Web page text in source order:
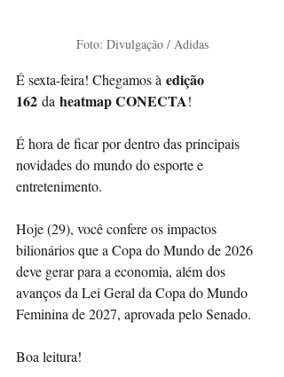
Foto: Divulgação / Adidas
É sexta-feira! Chegamos à edição
162 da heatmap CONECTA!
É hora de ficar por dentro das principais
novidades do mundo do esporte e
entretenimento.
Hoje (29), você confere os impactos
bilionários que a Copa do Mundo de 2026
deve gerar para a economia, além dos
avanços da Lei Geral da Copa do Mundo
Feminina de 2027, aprovada pelo Senado.
Boa leitura!